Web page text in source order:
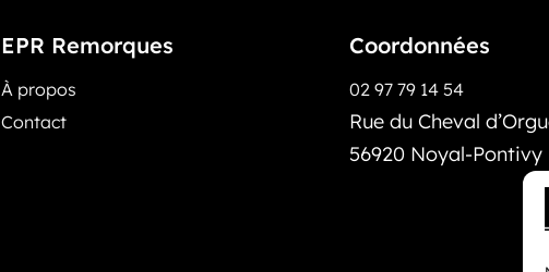
EPR Remorques
À propos
Contact
Coordonnées
02 97 79 14 54
Rue du Cheval
56920 Noyal-Pontivy